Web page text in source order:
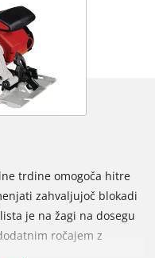
trdine omogoča hitre
zahvaljujoč blokadi
je na žagi na dosegu
ročajem z